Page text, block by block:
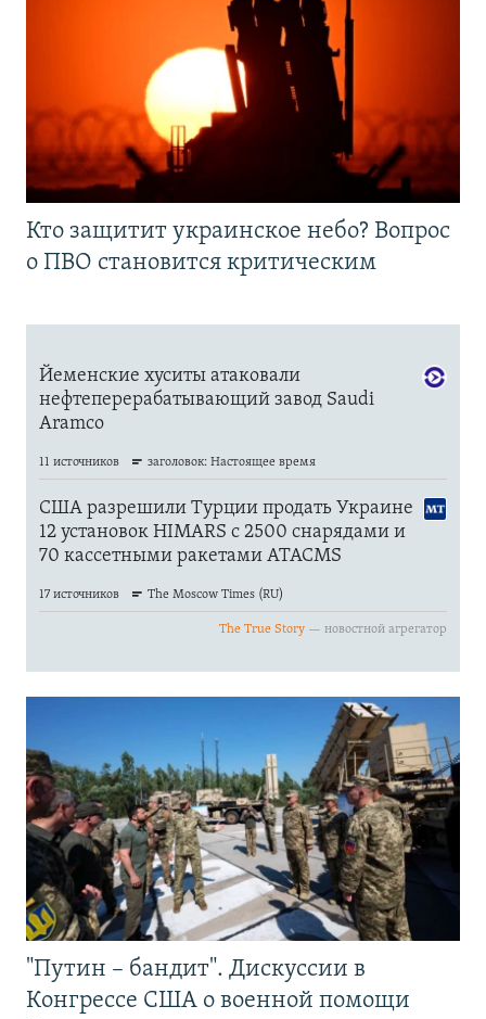
Кто защитит украинское небо? Вопрос
о ПВО становится критическим
"Путин – бандит". Дискуссии в
Конгрессе США о военной помощи